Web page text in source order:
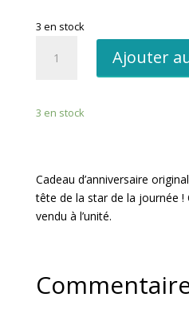
3 en stock
Ajouter
3 en stock
Cadeau d’anniversaire
tête de la star de la journée !
vendu à l’unité.